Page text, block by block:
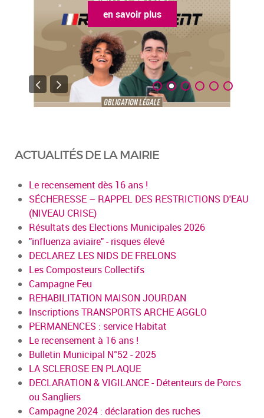
en savoir plus
ACTUALITÉS DE LA MAIRIE
Le recensement dès 16 ans !
SÉCHERESSE – RAPPEL DES RESTRICTIONS D'EAU
(NIVEAU CRISE)
Résultats des Elections Municipales 2026
"influenza aviaire" - risques élevé
DECLAREZ LES NIDS DE FRELONS
Les Composteurs Collectifs
Campagne Feu
REHABILITATION MAISON JOURDAN
Inscriptions TRANSPORTS ARCHE AGGLO
PERMANENCES : service Habitat
Le recensement à 16 ans !
Bulletin Municipal N°52 - 2025
LA SCLEROSE EN PLAQUE
DECLARATION & VIGILANCE - Détenteurs de Porcs
ou Sangliers
Campagne 2024 : déclaration des ruches